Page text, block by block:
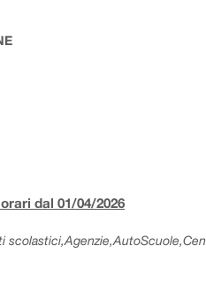
dal 01/04/2026